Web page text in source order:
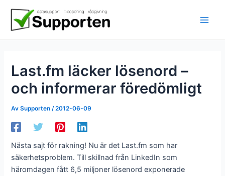
innehåll
Last.fm läcker lösenord –
och informerar föredömligt
AvSupporten /2012-06-09
Nästa sajt för rakning! Nu är det Last.fm som har
säkerhetsproblem. Till skillnad från LinkedIn som
häromdagen fått 6,5 miljoner lösenord exponerade